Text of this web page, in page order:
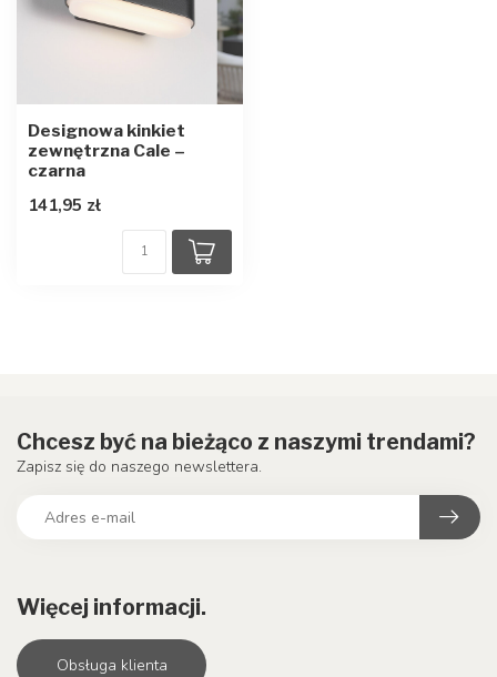
Designowa kinkiet
zewnętrzna Cale –
czarna
141,95 zł
Więcej informacji.
Obsługa klienta
Chcesz być na bieżąco z naszymi trendami?
Zapisz się do naszego newslettera.